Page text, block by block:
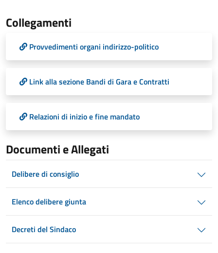
Collegamenti
Provvedimenti organi indirizzo-politico
Link alla sezione Bandi di Gara e Contratti
Relazioni di inizio e fine mandato
Documenti e Allegati
Delibere di consiglio
Elenco delibere giunta
Decreti del Sindaco